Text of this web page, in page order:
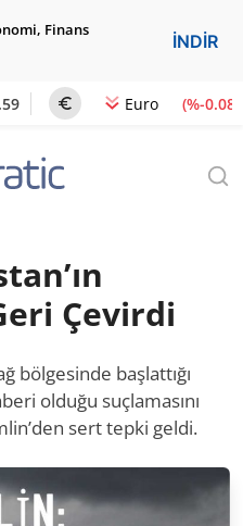
Finans
İNDİR
Euro (%-0.08)
Çevirdi
bölgesinde başlattığı
olduğu suçlamasını
sert tepki geldi.